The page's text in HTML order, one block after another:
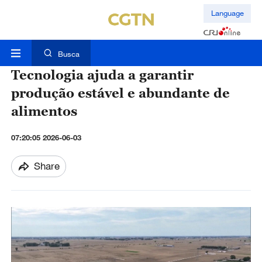
Language
Busca
Tecnologia ajuda a garantir
produção estável e abundante de
alimentos
07:20:05 2026-06-03
Share